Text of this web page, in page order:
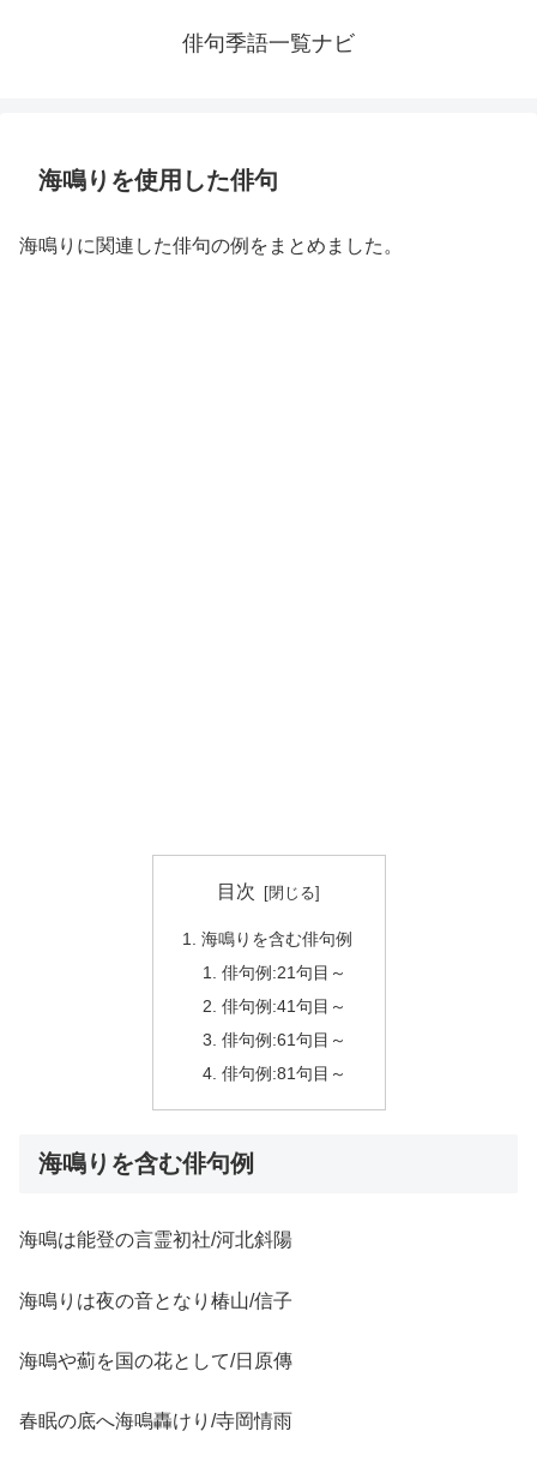
俳句季語一覧ナビ
海鳴りを使用した俳句
海鳴りに関連した俳句の例をまとめました。
目次
海鳴りを含む俳句例
俳句例:21句目～
俳句例:41句目～
俳句例:61句目～
俳句例:81句目～
海鳴りを含む俳句例
海鳴は能登の言霊初社/河北斜陽
海鳴りは夜の音となり椿山/信子
海鳴や薊を国の花として/日原傳
春眠の底へ海鳴轟けり/寺岡情雨